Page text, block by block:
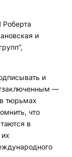
и
и
—
тюрьмах
что
в